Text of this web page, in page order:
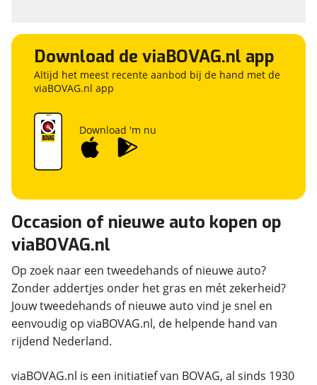
Download de viaBOVAG.nl app
Altijd het meest recente aanbod bij de hand met de
viaBOVAG.nl app
Download 'm nu
Occasion of nieuwe auto kopen op
viaBOVAG.nl
Op zoek naar een tweedehands of nieuwe auto?
Zonder addertjes onder het gras en mét zekerheid?
Jouw tweedehands of nieuwe auto vind je snel en
eenvoudig op viaBOVAG.nl, de helpende hand van
rijdend Nederland.
viaBOVAG.nl is een initiatief van BOVAG, al sinds 1930